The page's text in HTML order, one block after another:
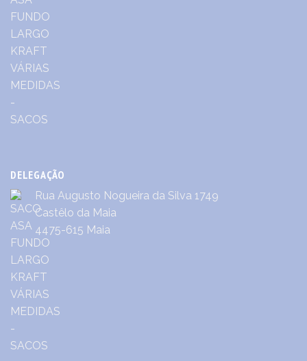
DELEGAÇÃO
Rua Augusto Nogueira da Silva 1749
Castêlo da Maia
4475-615 Maia